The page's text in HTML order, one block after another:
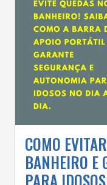
COMO
BANHEIRO E
PARA IDOSOS